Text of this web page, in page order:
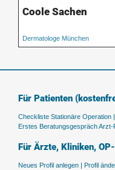
Coole Sachen
Dermatologe München
Für Patienten
Checkliste Stationäre Operation |
Erstes Beratungsgespräch Arzt-
Für Ärzte, Kliniken,
Neues Profil anlegen | Profil